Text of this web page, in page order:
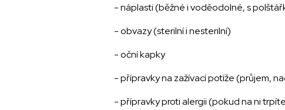
- náplasti (běžné i voděodolné, s
- obvazy (sterilní i nesterilní)
- oční kapky
- přípravky na zažívací potíže (průjem,
- přípravky proti alergii (pokud na ni